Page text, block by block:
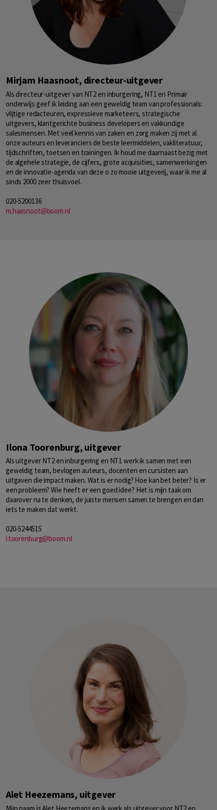
Mirjam Haasnoot, directeur-uitgever
Als directeur-uitgever van NT2 en inburgering, NT1 en Primair
onderwijs geef ik leiding aan een geweldig team van professionals:
vlijtige redacteuren, expressieve marketeers, strategische
uitgevers, klantgerichte business developers en vakkundige
salesmensen. Met veel kennis van zaken en zorg maken zij met al
onze auteurs en leveranciers de beste leermiddelen, vakliteratuur,
tijdschriften, toetsen en trainingen. Ik houd me daarnaast bezig met
de algehele strategie, de cijfers, grote acquisities, samenwerkingen
en de innovatie-agenda van deze o zo mooie uitgeverij, waar ik me al
sinds 2000 zeer thuisvoel.
020-5200136
m.haasnoot@boom.nl
Ilona Toorenburg, uitgever
Als uitgever NT2 en inburgering en NT1 werk ik samen met een
geweldig team, bevlogen auteurs, docenten en cursisten aan
uitgaven die impact maken. Wat is er nodig? Hoe kan bet beter? Is er
een probleem? Wie heeft er een goed idee? Het is mijn taak om
daarover na te denken, de juiste mensen samen te brengen en dan
iets te maken dat werkt.
020-5244515
i.toorenburg@boom.nl
Alet Heezemans, uitgever
Mijn naam is Alet Heezemans en ik werk als uitgever voor NT2 en